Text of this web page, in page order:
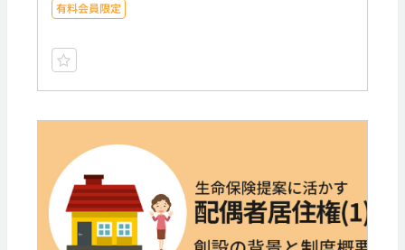
有料会員限定